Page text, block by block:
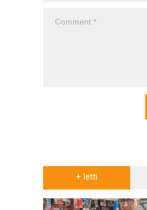
+ letti